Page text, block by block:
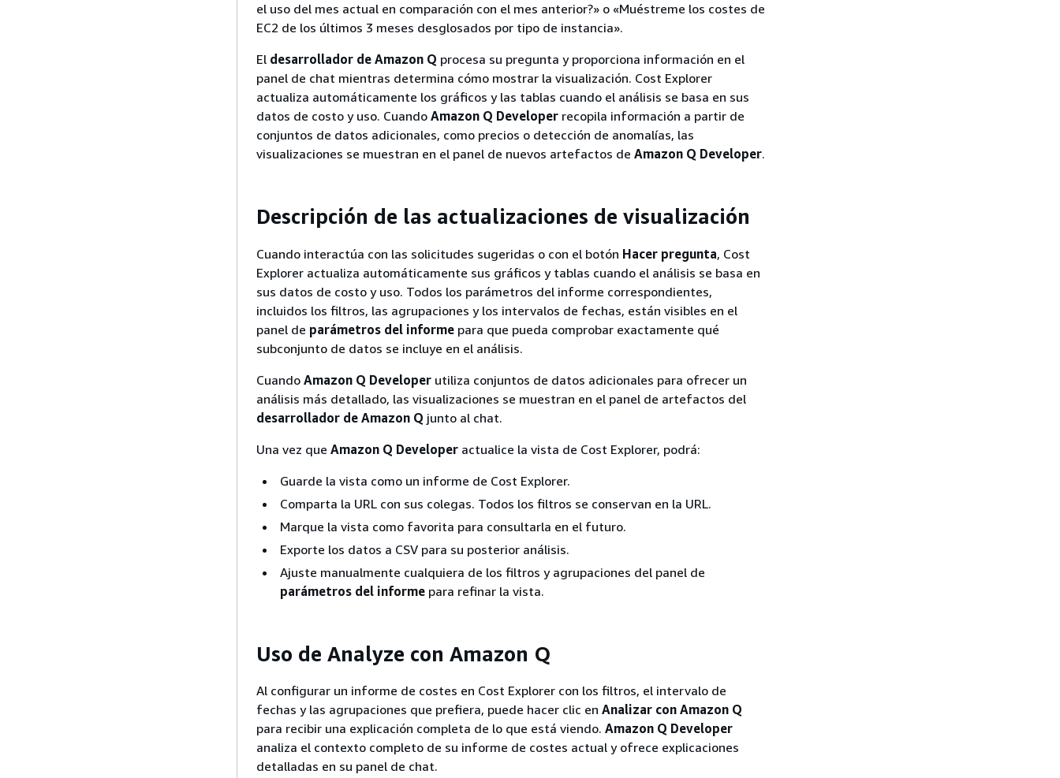
el uso del mes actual en comparación con el mes anterior?» o «Muéstreme los costes de
EC2 de los últimos 3 meses desglosados por tipo de instancia».
El desarrollador de Amazon Q procesa su pregunta y proporciona información en el
panel de chat mientras determina cómo mostrar la visualización. Cost Explorer
actualiza automáticamente los gráficos y las tablas cuando el análisis se basa en sus
datos de costo y uso. Cuando Amazon Q Developer recopila información a partir de
conjuntos de datos adicionales, como precios o detección de anomalías, las
visualizaciones se muestran en el panel de nuevos artefactos de Amazon Q Developer.
Descripción de las actualizaciones de visualización
Cuando interactúa con las solicitudes sugeridas o con el botón Hacer pregunta, Cost
Explorer actualiza automáticamente sus gráficos y tablas cuando el análisis se basa en
sus datos de costo y uso. Todos los parámetros del informe correspondientes,
incluidos los filtros, las agrupaciones y los intervalos de fechas, están visibles en el
panel de parámetros del informe para que pueda comprobar exactamente qué
subconjunto de datos se incluye en el análisis.
Cuando Amazon Q Developer utiliza conjuntos de datos adicionales para ofrecer un
análisis más detallado, las visualizaciones se muestran en el panel de artefactos del
desarrollador de Amazon Q junto al chat.
Una vez que Amazon Q Developer actualice la vista de Cost Explorer, podrá:
Guarde la vista como un informe de Cost Explorer.
Comparta la URL con sus colegas. Todos los filtros se conservan en la URL.
Marque la vista como favorita para consultarla en el futuro.
Exporte los datos a CSV para su posterior análisis.
Ajuste manualmente cualquiera de los filtros y agrupaciones del panel de
parámetros del informe para refinar la vista.
Uso de Analyze con Amazon Q
Al configurar un informe de costes en Cost Explorer con los filtros, el intervalo de
fechas y las agrupaciones que prefiera, puede hacer clic en Analizar con Amazon Q
para recibir una explicación completa de lo que está viendo. Amazon Q Developer
analiza el contexto completo de su informe de costes actual y ofrece explicaciones
detalladas en su panel de chat.